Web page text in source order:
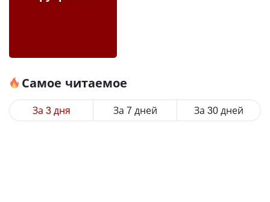
Самое читаемое
За 3 дня За 7 дней За 30 дней